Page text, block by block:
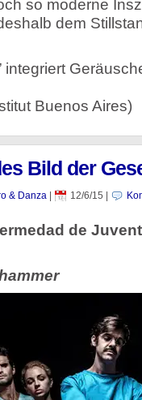
so moderne
dem
integriert
Buenos Aires)
Bild der
& Danza| 12/6/15
de